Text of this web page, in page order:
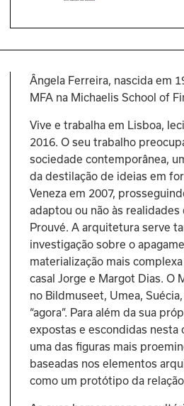
Ângela Ferreira, nascida em
MFA na Michaelis School of
Vive e trabalha em Lisboa,
2016. O seu trabalho
sociedade contemporânea,
da destilação de ideias em
Veneza em 2007,
adaptou ou não às
Prouvé. A arquitetura serve
investigação sobre o
materialização mais
casal Jorge e Margot Dias. O
no Bildmuseet, Umea,
“agora”. Para além da sua
expostas e escondidas nesta
uma das figuras mais
baseadas nos elementos
como um protótipo da